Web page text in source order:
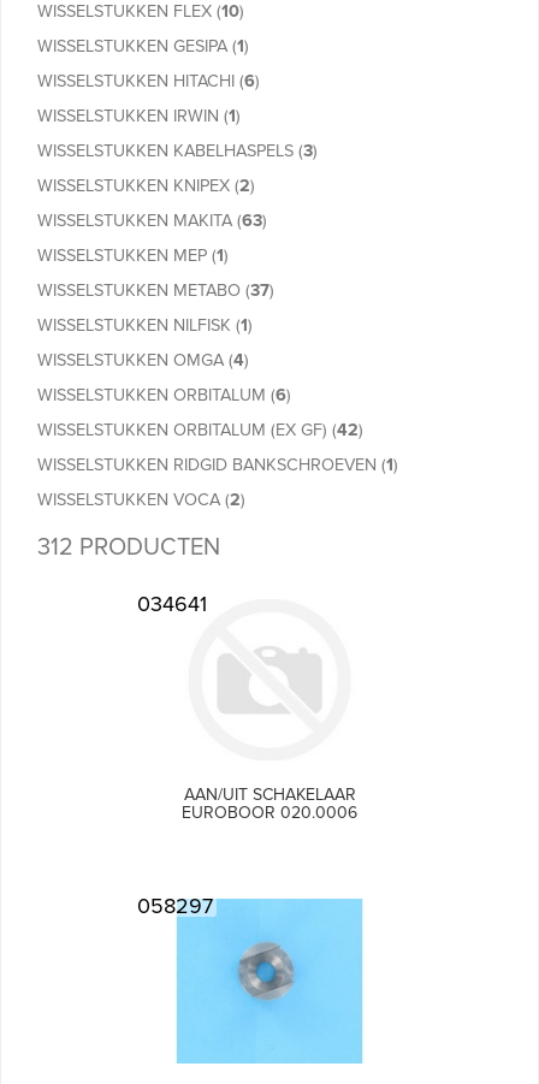
WISSELSTUKKEN FLEX (10)
WISSELSTUKKEN GESIPA (1)
WISSELSTUKKEN HITACHI (6)
WISSELSTUKKEN IRWIN (1)
WISSELSTUKKEN KABELHASPELS (3)
WISSELSTUKKEN KNIPEX (2)
WISSELSTUKKEN MAKITA (63)
WISSELSTUKKEN MEP (1)
WISSELSTUKKEN METABO (37)
WISSELSTUKKEN NILFISK (1)
WISSELSTUKKEN OMGA (4)
WISSELSTUKKEN ORBITALUM (6)
WISSELSTUKKEN ORBITALUM (EX GF) (42)
WISSELSTUKKEN RIDGID BANKSCHROEVEN (1)
WISSELSTUKKEN VOCA (2)
312 PRODUCTEN
034641
AAN/UIT SCHAKELAAR
EUROBOOR 020.0006
058297